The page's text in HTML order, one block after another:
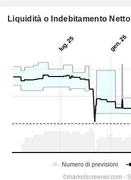
Liquidità o Indebitamento Netto